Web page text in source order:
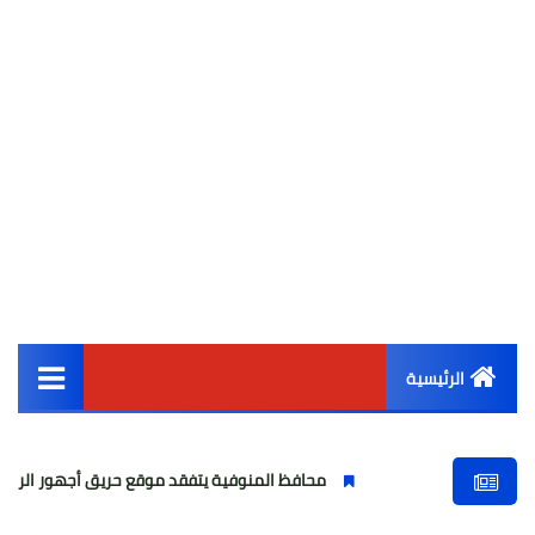
الرئيسية
أخبار مصر
محافظ المنوفية يتفقد موقع حريق أجهور الرمل بقويسنا